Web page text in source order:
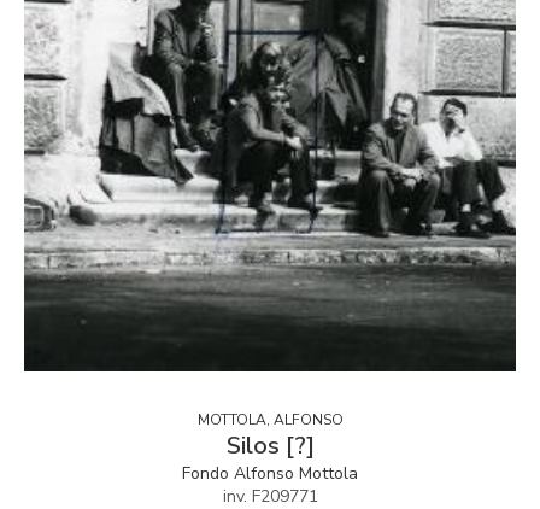
MOTTOLA, ALFONSO
Silos [?]
Fondo Alfonso Mottola
inv. F209771